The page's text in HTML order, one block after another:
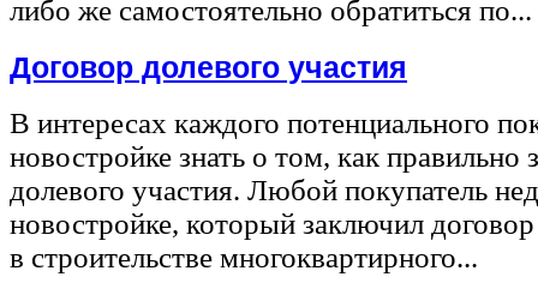
либо же самостоятельно обратиться по...
Договор долевого участия
В интересах каждого потенциального
новостройке знать о том, как правильно
долевого участия. Любой покупатель
новостройке, который заключил
в строительстве многоквартирного...